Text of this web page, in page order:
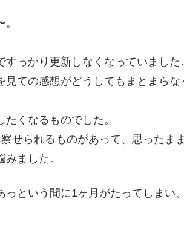
っかり更新しなくなっていました
ての感想がどうしてもまとまらな
くなるものでした。
せられるものがあって、思ったま
ました。
っという間に1ヶ月がたってしまい